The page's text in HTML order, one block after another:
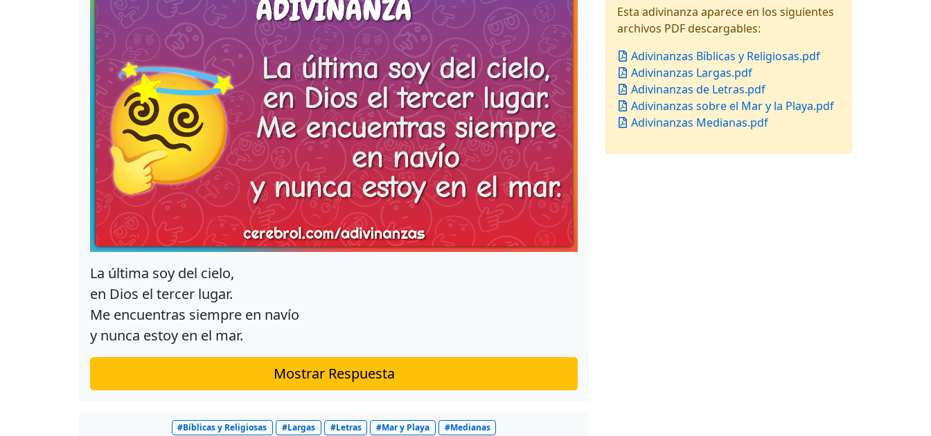
La última soy del cielo,
en Dios el tercer lugar.
Me encuentras siempre en navío
y nunca estoy en el mar.
Mostrar Respuesta
#Bíblicas y Religiosas #Largas #Letras #Mar y Playa #Medianas
Esta adivinanza aparece en los siguientes
archivos PDF descargables:
Adivinanzas Bíblicas y Religiosas.pdf
Adivinanzas Largas.pdf
Adivinanzas de Letras.pdf
Adivinanzas sobre el Mar y la Playa.pdf
Adivinanzas Medianas.pdf